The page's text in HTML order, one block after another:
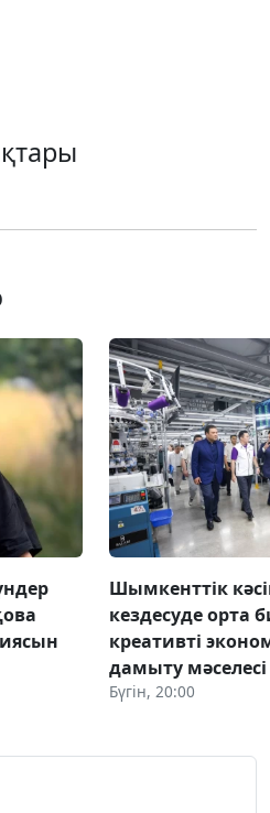
Шымкенттік
кездесуде орта
креативті
дамыту
Бүгін, 20:00